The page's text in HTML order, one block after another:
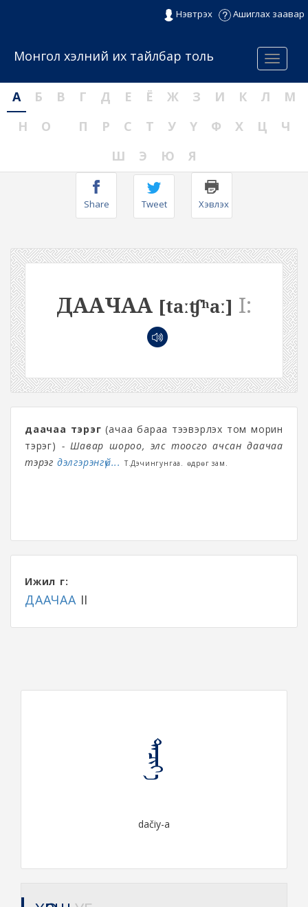
Нэвтрэх Ашиглах заавар
Menu
Монгол хэлний их тайлбар толь
А Б В Г Д Е Ё Ж З И К Л
М
Н
О П Р С Т У Ү Ф Х Ц
Ч
Ш
Э Ю Я
Share Tweet Хэвлэх
ДААЧАА [taːʧʰaː] I:
даачаа тэрэг (ачаа бараа тээвэрлэх том морин
тэрэг) - Шавар шороо, элс тоосго ачсан даачаа
тэрэг дэлгэрэнгүй... Т.Дэчингунгаа. Өөдрөг зам.
Ижил үг:
ДААЧААII
ᠳᠠᠴᠢᠶ᠎ᠠ
dačiy-a